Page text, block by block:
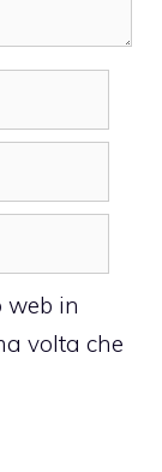
web in
volta che